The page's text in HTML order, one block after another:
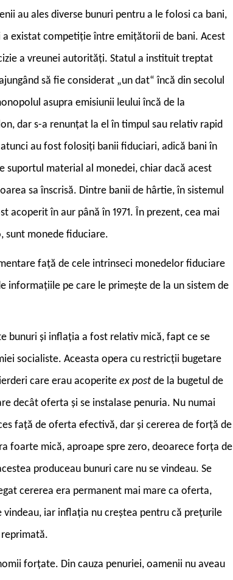
au ales diverse bunuri pentru a le folosi ca bani,
existat competiție între emițătorii de bani. Acest
a vreunei autorități. Statul a instituit treptat
să fie considerat „un dat“ încă din secolul
asupra emisiunii leului încă de la
dar s-a renunțat la el în timpul sau relativ rapid
au fost folosiți banii fiduciari, adică bani în
suportul material al monedei, chiar dacă acest
sa înscrisă. Dintre banii de hârtie, în sistemul
în aur până în 1971. În prezent, cea mai
sunt monede fiduciare.
față de cele intrinseci monedelor fiduciare
informațiile pe care le primește de la un sistem de
bunuri și inflația a fost relativ mică, fapt ce se
socialiste. Aceasta opera cu restricții bugetare
care erau acoperite ex post de la bugetul de
decât oferta și se instalase penuria. Nu numai
față de oferta efectivă, dar și cererea de forță de
foarte mică, aproape spre zero, deoarece forța de
produceau bunuri care nu se vindeau. Se
cererea era permanent mai mare ca oferta,
vindeau, iar inflația nu creștea pentru că prețurile
forțate. Din cauza penuriei, oamenii nu aveau